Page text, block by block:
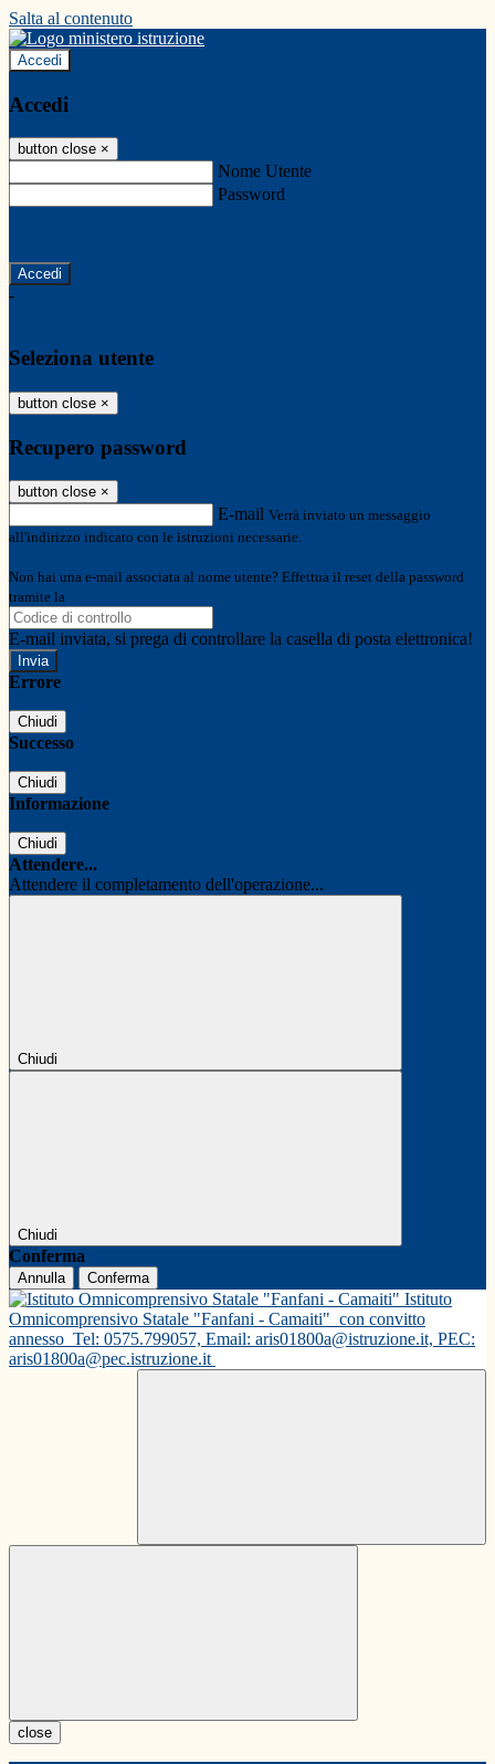
Salta al contenuto
Accedi
Accedi
button close ×
Nome Utente
Password
-
Seleziona utente
button close ×
Recupero password
button close ×
E-mail Verrà inviato un messaggio
all'indirizzo indicato con le istruzioni necessarie.
Non hai una e-mail associata al nome utente? Effettua il reset della password
tramite la
E-mail inviata, si prega di controllare la casella di posta elettronica!
Errore
Chiudi
Successo
Chiudi
Informazione
Chiudi
Attendere...
Attendere il completamento dell'operazione...
Chiudi
Chiudi
Conferma
Annulla Conferma
Istituto
Omnicomprensivo Statale "Fanfani - Camaiti" con convitto
annesso Tel: 0575.799057, Email: aris01800a@istruzione.it, PEC:
aris01800a@pec.istruzione.it
close